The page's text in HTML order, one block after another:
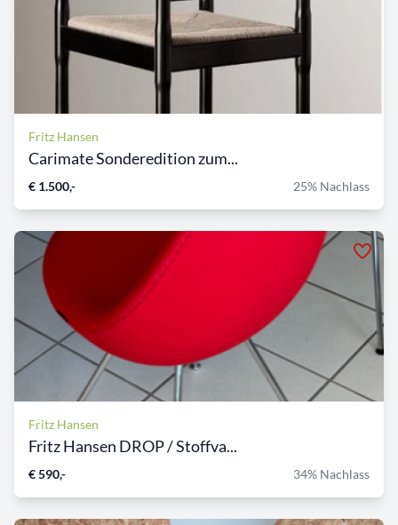
Fritz Hansen
Carimate Sonderedition zum...
€ 1.500,- 25% Nachlass
Fritz Hansen
Fritz Hansen DROP / Stoffva...
€ 590,- 34% Nachlass